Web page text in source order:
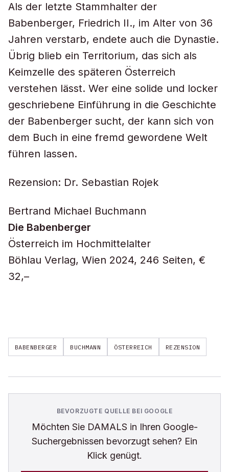
Als der letzte Stammhalter der
Babenberger, Friedrich II., im Alter von 36
Jahren verstarb, endete auch die Dynastie.
Übrig blieb ein Territorium, das sich als
Keimzelle des späteren Österreich
verstehen lässt. Wer eine solide und locker
geschriebene Einführung in die Geschichte
der Babenberger sucht, der kann sich von
dem Buch in eine fremd gewordene Welt
führen lassen.
Rezension: Dr. Sebastian Rojek
Bertrand Michael Buchmann
Die Babenberger
Österreich im Hochmittelalter
Böhlau Verlag, Wien 2024, 246 Seiten, €
32,–
BABENBERGER BUCHMANN ÖSTERREICH REZENSION
BEVORZUGTE QUELLE BEI GOOGLE
Möchten Sie DAMALS in Ihren Google-
Suchergebnissen bevorzugt sehen? Ein
Klick genügt.